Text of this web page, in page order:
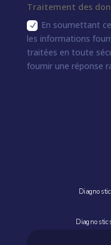
Traitement des
En soumettant
les informations
traitées en toute
fournir une réponse